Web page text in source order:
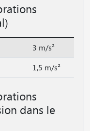
3 m/s²
1,5 m/s²
dans le